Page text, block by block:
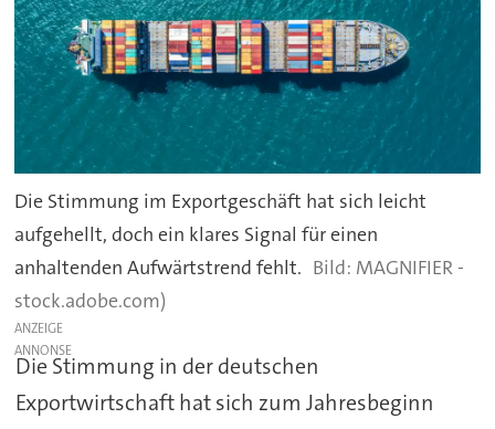
Die Stimmung im Exportgeschäft hat sich leicht
aufgehellt, doch ein klares Signal für einen
anhaltenden Aufwärtstrend fehlt.
MAGNIFIER -
stock.adobe.com)
ANZEIGE
Die Stimmung in der deutschen
Exportwirtschaft hat sich zum Jahresbeginn